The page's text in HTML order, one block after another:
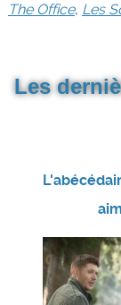
The Office, Les
Les